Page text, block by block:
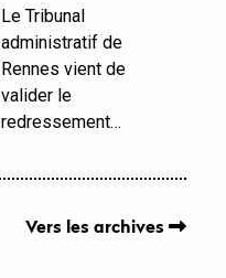
Le Tribunal
administratif de
Rennes vient de
valider le
redressement…
Vers les archives